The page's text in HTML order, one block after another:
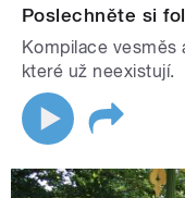
Poslechněte si
Kompilace vesměs
které už neexistují.